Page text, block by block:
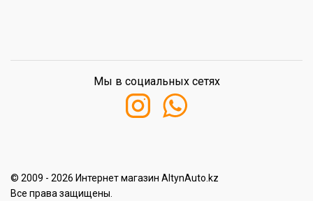
© 2009 - 2026 Интернет магазин AltynAuto.kz
Все права защищены.
Мы в социальных сетях